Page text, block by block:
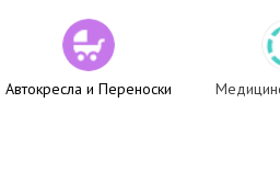
Автокресла и Переноски